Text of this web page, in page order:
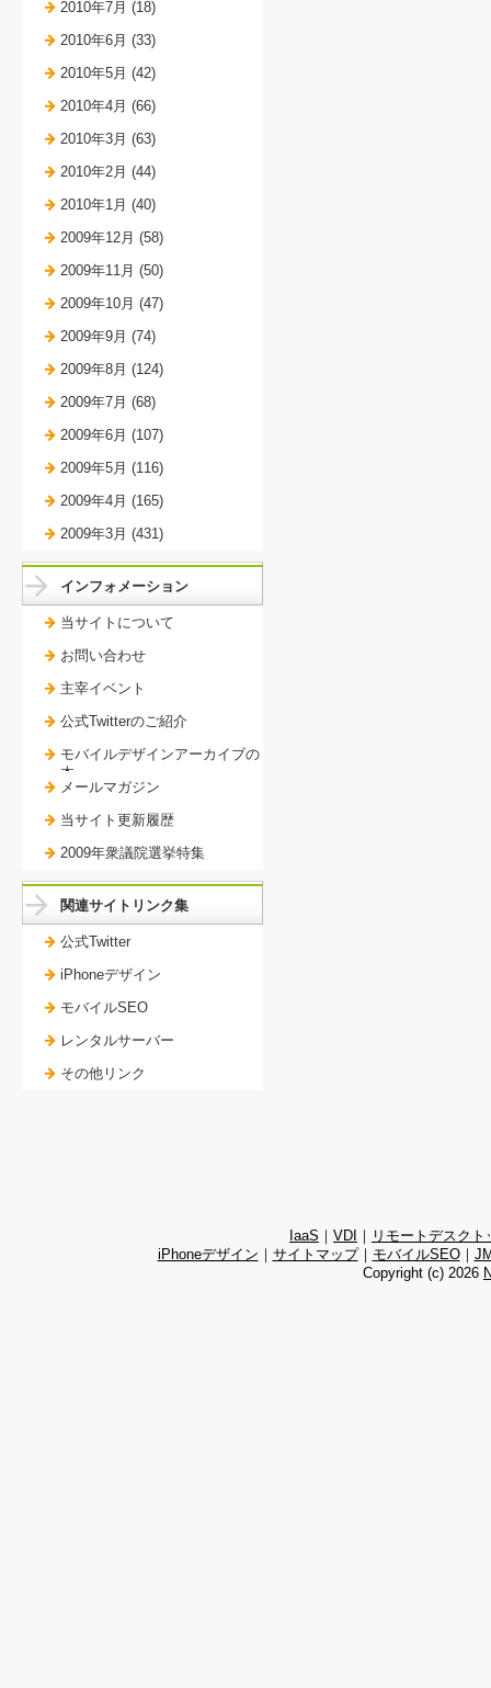
2010年7月 (18)
2010年6月 (33)
2010年5月 (42)
2010年4月 (66)
2010年3月 (63)
2010年2月 (44)
2010年1月 (40)
2009年12月 (58)
2009年11月 (50)
2009年10月 (47)
2009年9月 (74)
2009年8月 (124)
2009年7月 (68)
2009年6月 (107)
2009年5月 (116)
2009年4月 (165)
2009年3月 (431)
インフォメーション
当サイトについて
お問い合わせ
主宰イベント
公式Twitterのご紹介
モバイルデザインアーカイブの
本。
メールマガジン
当サイト更新履歴
2009年衆議院選挙特集
関連サイトリンク集
公式Twitter
iPhoneデザイン
モバイルSEO
レンタルサーバー
その他リンク
IaaS ｜ VDI ｜ リモートデスクト
iPhoneデザイン ｜ サイトマップ｜ モバイルSEO｜
Copyright (c) 2026